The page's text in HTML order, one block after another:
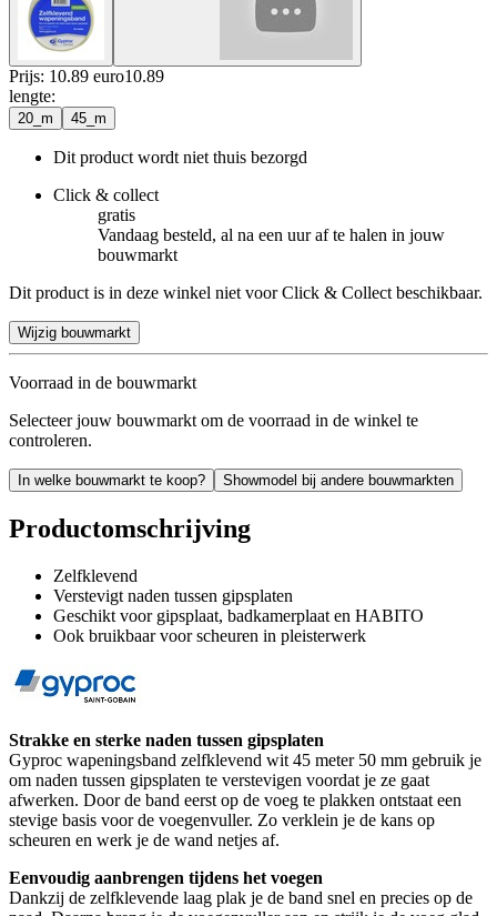
Prijs: 10.89 euro10.89
lengte:
20_m 45_m
Dit product wordt niet thuis bezorgd
Click & collect
gratis
Vandaag besteld, al na een uur af te halen in jouw
bouwmarkt
Dit product is in deze winkel niet voor Click & Collect beschikbaar.
Wijzig bouwmarkt
Voorraad in de bouwmarkt
Selecteer jouw bouwmarkt om de voorraad in de winkel te
controleren.
In welke bouwmarkt te koop? Showmodel bij andere bouwmarkten
Productomschrijving
Zelfklevend
Verstevigt naden tussen gipsplaten
Geschikt voor gipsplaat, badkamerplaat en HABITO
Ook bruikbaar voor scheuren in pleisterwerk
Strakke en sterke naden tussen gipsplaten
Gyproc wapeningsband zelfklevend wit 45 meter 50 mm gebruik je
om naden tussen gipsplaten te verstevigen voordat je ze gaat
afwerken. Door de band eerst op de voeg te plakken ontstaat een
stevige basis voor de voegenvuller. Zo verklein je de kans op
scheuren en werk je de wand netjes af.
Eenvoudig aanbrengen tijdens het voegen
Dankzij de zelfklevende laag plak je de band snel en precies op de